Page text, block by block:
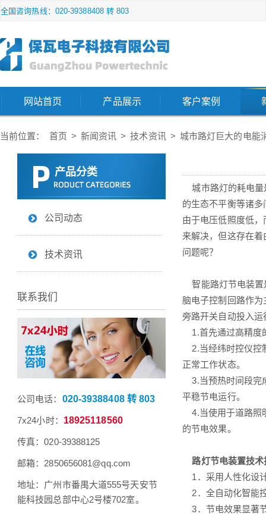
全国咨询热线：020-39388408 转 803
网站首页 产品展示 客户案例
当前位置： 首页 > 新闻资讯 > 技术资讯 > 城市路灯巨大的电能
城市路灯的耗电量
的生态不平衡等诸
由于电压低照度低
来解决，但这存在
问题呢？
智能路灯节电装置
脑电子控制回路作
旁路开关自动投入
1.首先通过高精度
2.当经纬时控仪控
正常工作状态。
3.当预热时间段完
平稳节电运行。
4.当使用于道路照
的节电效果。
路灯节电装置技术
1．采用人性化设
2．全自动化智能
3．节电效果显著
产品分类
公司动态
技术资讯
联系我们
公司电话： 020-39388408 转 803
7x24小时： 18925118560
传真：020-39388125
邮箱：2850656081@qq.com
地址：广州市番禺大道555号天安节
能科技园总部中心2号楼702室。